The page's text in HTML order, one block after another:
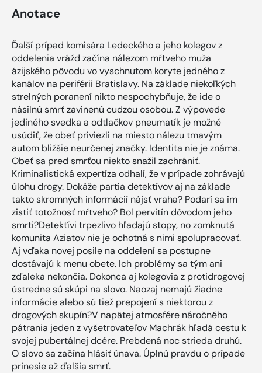
Anotace
Ďalší prípad komisára Ledeckého a jeho kolegov z
oddelenia vrážd začína nálezom mŕtveho muža
ázijského pôvodu vo vyschnutom koryte jedného z
kanálov na periférii Bratislavy. Na základe niekoľkých
strelných poranení nikto nespochybňuje, že ide o
násilnú smrť zavinenú cudzou osobou. Z výpovede
jediného svedka a odtlačkov pneumatík je možné
usúdiť, že obeť priviezli na miesto nálezu tmavým
autom bližšie neurčenej značky. Identita nie je známa.
Obeť sa pred smrťou niekto snažil zachrániť.
Kriminalistická expertíza odhalí, že v prípade zohrávajú
úlohu drogy. Dokáže partia detektívov aj na základe
takto skromných informácií nájsť vraha? Podarí sa im
zistiť totožnosť mŕtveho? Bol pervitín dôvodom jeho
smrti?Detektívi trpezlivo hľadajú stopy, no zomknutá
komunita Aziatov nie je ochotná s nimi spolupracovať.
Aj vďaka novej posile na oddelení sa postupne
dostávajú k menu obete. Ich problémy sa tým ani
zďaleka nekončia. Dokonca aj kolegovia z protidrogovej
ústredne sú skúpi na slovo. Naozaj nemajú žiadne
informácie alebo sú tiež prepojení s niektorou z
drogových skupín?V napätej atmosfére náročného
pátrania jeden z vyšetrovateľov Machrák hľadá cestu k
svojej pubertálnej dcére. Prebdená noc strieda druhú.
O slovo sa začína hlásiť únava. Úplnú pravdu o prípade
prinesie až ďalšia smrť.